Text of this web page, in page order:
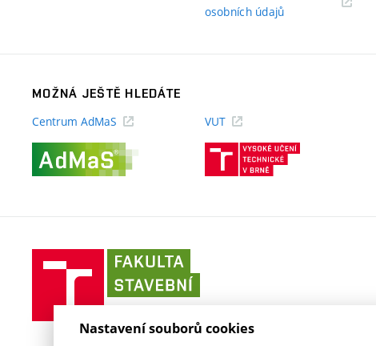
osobních údajů(externí
MOŽNÁ JEŠTĚ HLEDÁTE
Centrum AdMaS
VUT
(externí
stavební
VUT
Brně
Nastavení souborů cookies